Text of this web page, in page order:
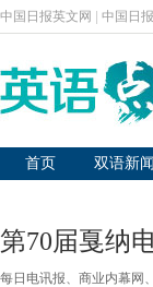
中国日报英文网 中国日
首页 双语新闻
第70届戛纳
每日电讯报、商业内幕网